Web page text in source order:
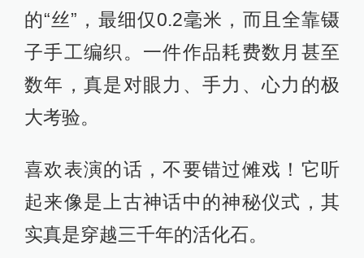
划分为了8大类，覆盖了我们日常的每
一个角落！
不管你是美食爱好者、传统戏曲迷、
手工达人，还是就爱凑热闹过节，都
能在非遗里找到自己的心头好！
喜欢看建筑？那你听过“撒拉族篱笆
楼”吗？